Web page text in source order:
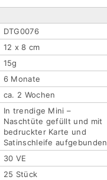
DTG0076
12 x 8 cm
15g
6 Monate
ca. 2 Wochen
In trendige Mini –
Naschtüte gefüllt und mit
bedruckter Karte und
Satinschleife aufgebunden
30 VE
25 Stück